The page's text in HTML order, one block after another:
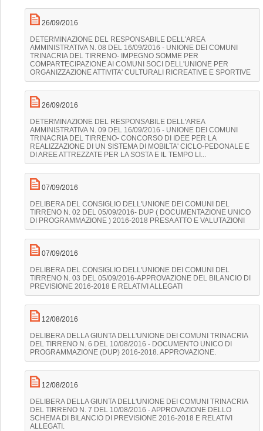
26/09/2016
DETERMINAZIONE DEL RESPONSABILE DELL'AREA
AMMINISTRATIVA N. 08 DEL 16/09/2016 - UNIONE DEI COMUNI
TRINACRIA DEL TIRRENO- IMPEGNO SOMME PER
COMPARTECIPAZIONE AI COMUNI SOCI DELL'UNIONE PER
ORGANIZZAZIONE ATTIVITA' CULTURALI RICREATIVE E SPORTIVE
26/09/2016
DETERMINAZIONE DEL RESPONSABILE DELL'AREA
AMMINISTRATIVA N. 09 DEL 16/09/2016 - UNIONE DEI COMUNI
TRINACRIA DEL TIRRENO- CONCORSO DI IDEE PER LA
REALIZZAZIONE DI UN SISTEMA DI MOBILTA' CICLO-PEDONALE E
DI AREE ATTREZZATE PER LA SOSTA E IL TEMPO LI...
07/09/2016
DELIBERA DEL CONSIGLIO DELL'UNIONE DEI COMUNI DEL
TIRRENO N. 02 DEL 05/09/2016- DUP ( DOCUMENTAZIONE UNICO
DI PROGRAMMAZIONE ) 2016-2018 PRESA ATTO E VALUTAZIONI
07/09/2016
DELIBERA DEL CONSIGLIO DELL'UNIONE DEI COMUNI DEL
TIRRENO N. 03 DEL 05/09/2016-APPROVAZIONE DEL BILANCIO DI
PREVISIONE 2016-2018 E RELATIVI ALLEGATI
12/08/2016
DELIBERA DELLA GIUNTA DELL'UNIONE DEI COMUNI TRINACRIA
DEL TIRRENO N. 6 DEL 10/08/2016 - DOCUMENTO UNICO DI
PROGRAMMAZIONE (DUP) 2016-2018. APPROVAZIONE.
12/08/2016
DELIBERA DELLA GIUNTA DELL'UNIONE DEI COMUNI TRINACRIA
DEL TIRRENO N. 7 DEL 10/08/2016 - APPROVAZIONE DELLO
SCHEMA DI BILANCIO DI PREVISIONE 2016-2018 E RELATIVI
ALLEGATI.